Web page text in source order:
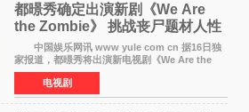
都暻秀确定出演新剧《We Are
the Zombie》 挑战丧尸题材人性
喜剧
中国娱乐网讯 www yule com cn 据16日独
家报道，都暻秀将出演新电视剧《We Are the
Zombie》，在剧中饰演主演金仁钟一角，挑战与
以往丧尸题材截然不同的人性喜剧。 新剧
《We Are t
电视剧